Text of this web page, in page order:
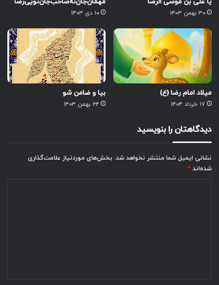
۳۰ بهمن ۱۴۰۳ ۱۰ دی ۱۴۰۳
میلاد امام رضا (ع)
۱۷ خرداد ۱۴۰۴
بیا و ضامن شو
۲۴ بهمن ۱۴۰۳
دیدگاهتان را بنویسید
نشانی ایمیل شما منتشر نخواهد شد. بخش‌های موردنیاز علامت‌گذاری
شده‌اند *